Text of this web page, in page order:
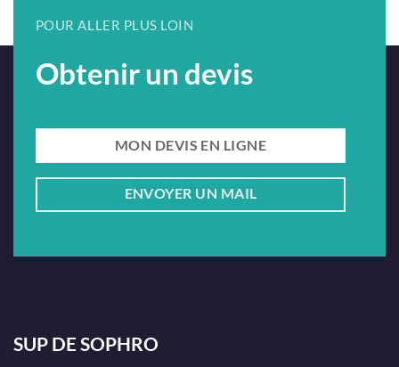
POUR ALLER PLUS LOIN
Obtenir un devis
MON DEVIS EN LIGNE
ENVOYER UN MAIL
SUP DE SOPHRO